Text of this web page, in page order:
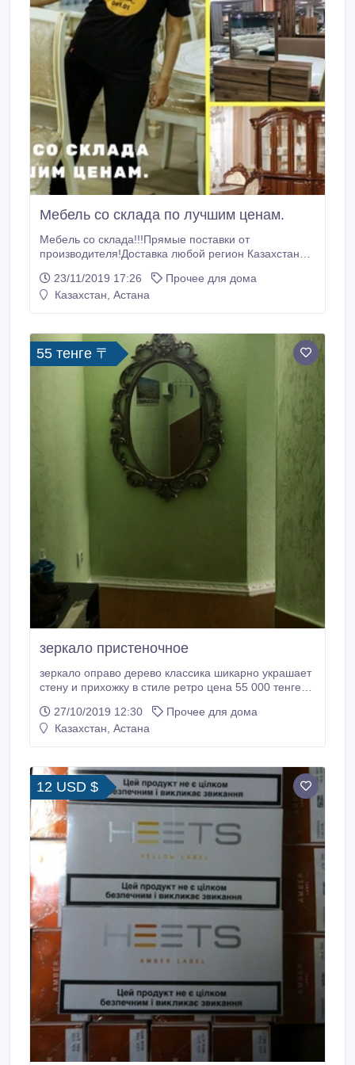
Мебель со склада по лучшим ценам.
Мебель со склада!!!Прямые поставки от
производителя!Доставка любой регион Казахстана.
объявлении..
23/11/2019 17:26
Прочее для дома
Казахстан, Астана
55 тенге 〒
зеркало пристеночное
зеркало оправо дерево классика шикарно украшает
стену и прихожку в стиле ретро цена 55 000 тенге
27/10/2019 12:30
Прочее для дома
Казахстан, Астана
12 USD $